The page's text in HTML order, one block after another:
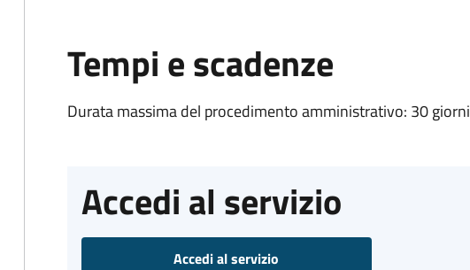
Tempi e scadenze
Durata massima del procedimento amministrativo: 30 giorni
Accedi al servizio
Accedi al servizio